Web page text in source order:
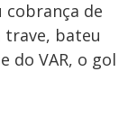
de
trave, bateu
do VAR, o gol